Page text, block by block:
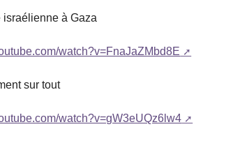
israélienne à Gaza
watch?v=FnaJaZMbd8E
sur tout
watch?v=gW3eUQz6lw4